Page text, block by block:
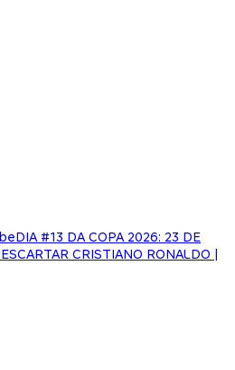
DIA #13 DA COPA 2026: 23 DE
CRISTIANO RONALDO |